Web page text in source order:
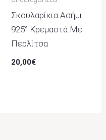
Σκουλαρίκια Ασήμι
925° Κρεμαστά Με
Περλίτσα
20,00€